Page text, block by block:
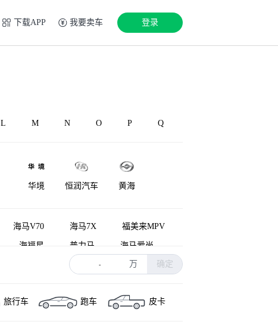
下载APP 我要卖车 登录
L M N O P Q
华境 恒润汽车 黄海
华凯 华泰新能源 红星汽车
海马V70 海马7X 福美来MPV
海福星 普力马 海马爱尚
海马3
- 万 确定
旅行车 跑车
皮卡